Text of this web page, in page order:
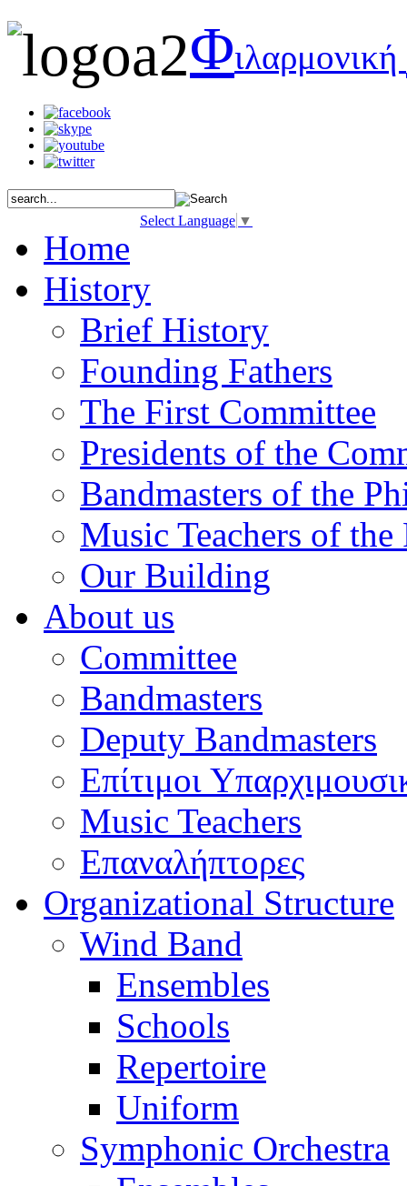
Φιλαρμονική
Select Language ▼
Home
History
Brief History
Founding Fathers
The First Committee
Presidents of the
Bandmasters of the
Music Teachers of
Our Building
About us
Committee
Bandmasters
Deputy Bandmasters
Επίτιμοι
Music Teachers
Επαναλήπτορες
Organizational Structure
Wind Band
Ensembles
Schools
Repertoire
Uniform
Symphonic Orchestra